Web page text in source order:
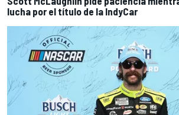
lucha por el título de la IndyCar